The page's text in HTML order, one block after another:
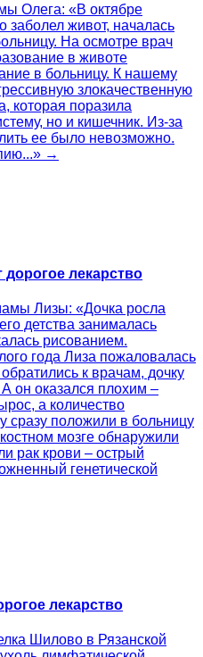
Олега: «В октябре
заболел живот, началась
На осмотре врач
в животе
в больницу. К нашему
злокачественную
которая поразила
но и кишечник. Из-за
ее было невозможно.
→
лекарство
Лизы: «Дочка росла
детства занималась
рисованием.
года Лиза пожаловалась
к врачам, дочку
он оказался плохим –
а количество
сразу положили в больницу
мозге обнаружили
рак крови – острый
генетической
лекарство
Шилово в Рязанской